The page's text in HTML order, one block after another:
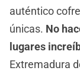
auténtico
únicas. No
lugares
Extremadura